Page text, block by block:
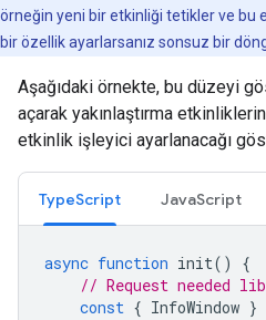
örneğin yeni bir etkinliği tetikler ve bu
bir özellik ayarlarsanız sonsuz bir
Aşağıdaki örnekte, bu düzeyi
açarak yakınlaştırma
etkinlik işleyici ayarlanacağı
TypeScript JavaScript
async function init()
{
// Request needed
const { InfoWindow }